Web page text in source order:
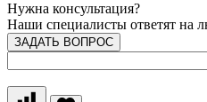
Нужна консультация?
Наши специалисты ответят на
ЗАДАТЬ ВОПРОС